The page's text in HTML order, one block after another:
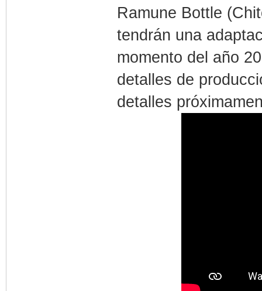
Ramune Bottle
tendrán una
momento del año
detalles de
detalles